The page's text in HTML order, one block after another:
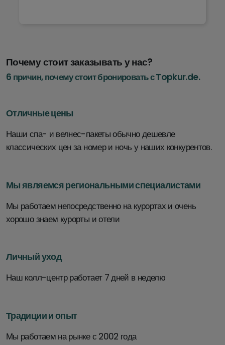
Почему стоит заказывать у нас?
6 причин, почему стоит бронировать с Topkur.de.
Отличные цены
Наши спа- и велнес-пакеты обычно дешевле
классических цен за номер и ночь у наших конкурентов.
Мы являемся региональными специалистами
Мы работаем непосредственно на курортах и очень
хорошо знаем курорты и отели
Личный уход
Наш колл-центр работает 7 дней в неделю
Традиции и опыт
Мы работаем на рынке с 2002 года